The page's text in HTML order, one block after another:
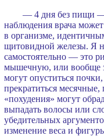
— 4 дня без пищи —
наблюдения врача
в организме,
щитовидной железы. Я
самостоятельно — это
мышечную, или вообще
могут опуститься почки,
прекратиться
«похудения» могут
выпадать волосы или
убедительных
изменение веса и